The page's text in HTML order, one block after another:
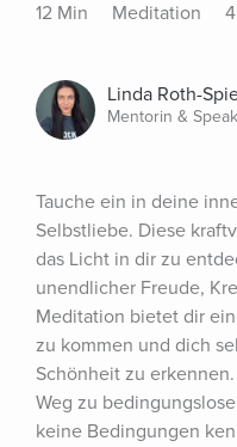
12 Min Meditation
Linda Roth-
Mentorin &
Tauche ein in deine
Selbstliebe. Diese
das Licht in dir zu
unendlicher Freude,
Meditation bietet dir
zu kommen und dich
Schönheit zu
Weg zu
keine Bedingungen